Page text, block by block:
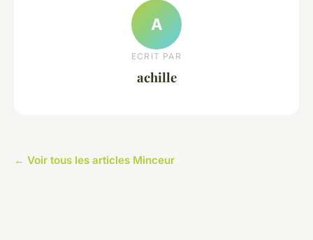
A
ECRIT PAR
achille
← Voir tous les articles Minceur